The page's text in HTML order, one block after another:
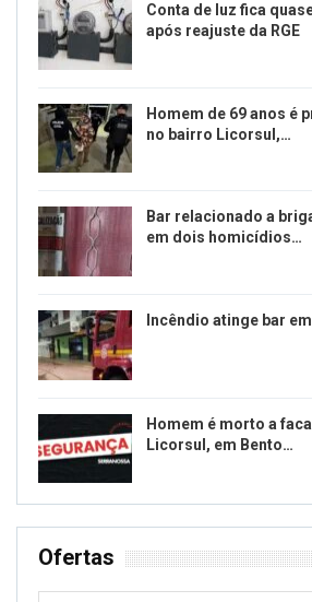
Conta de luz fica
após reajuste da RGE
Homem de 69 anos é
no bairro Licorsul,…
Bar relacionado a
em dois homicídios…
Incêndio atinge bar
Homem é morto a
Licorsul, em Bento…
Ofertas